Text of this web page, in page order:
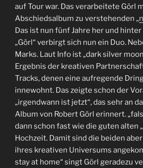
auf Tour war. Das verarbeitete Görl
Abschiedsalbum zu verstehenden „
Das ist nun fünf Jahre her und
„Görl“ verbirgt sich nun ein Duo.
Marks. Laut Info ist „dark silver
Ergebnis der kreativen
Tracks, denen eine aufregende
innewohnt. Das zeigte schon der
„irgendwann ist jetzt“, das sehr an
Album von Robert Görl erinnert.
dann schon fast wie die guten alten
Hochzeit. Damit sind die beiden
ihres kreativen Universums
stay at home“ singt Görl geradezu